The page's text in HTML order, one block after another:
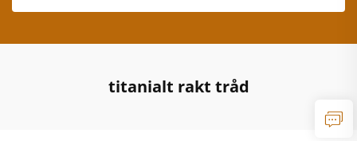
titanialt rakt tråd